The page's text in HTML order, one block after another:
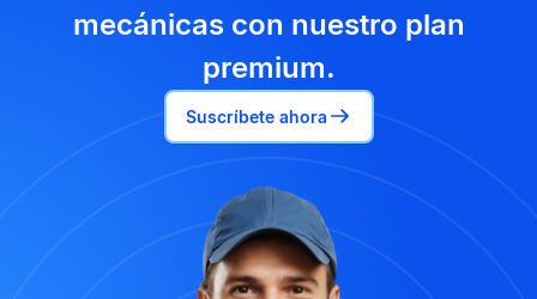
mecánicas con nuestro plan
premium.
Suscríbete ahora